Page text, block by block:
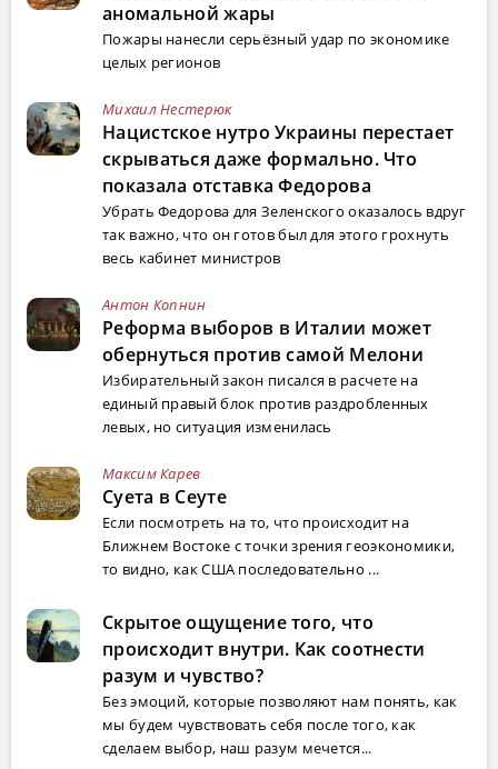
аномальной жары
Пожары нанесли серьёзный удар по экономике
целых регионов
Михаил Нестерюк
Нацистское нутро Украины перестает
скрываться даже формально. Что
показала отставка Федорова
Убрать Федорова для Зеленского оказалось вдруг
так важно, что он готов был для этого грохнуть
весь кабинет министров
Антон Копнин
Реформа выборов в Италии может
обернуться против самой Мелони
Избирательный закон писался в расчете на
единый правый блок против раздробленных
левых, но ситуация изменилась
Максим Карев
Суета в Сеуте
Если посмотреть на то, что происходит на
Ближнем Востоке с точки зрения геоэкономики,
то видно, как США последовательно ...
Скрытое ощущение того, что
происходит внутри. Как соотнести
разум и чувство?
Без эмоций, которые позволяют нам понять, как
мы будем чувствовать себя после того, как
сделаем выбор, наш разум мечется...